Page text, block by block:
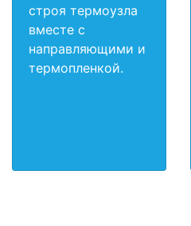
строя термоузла
вместе с
направляющими и
термопленкой.